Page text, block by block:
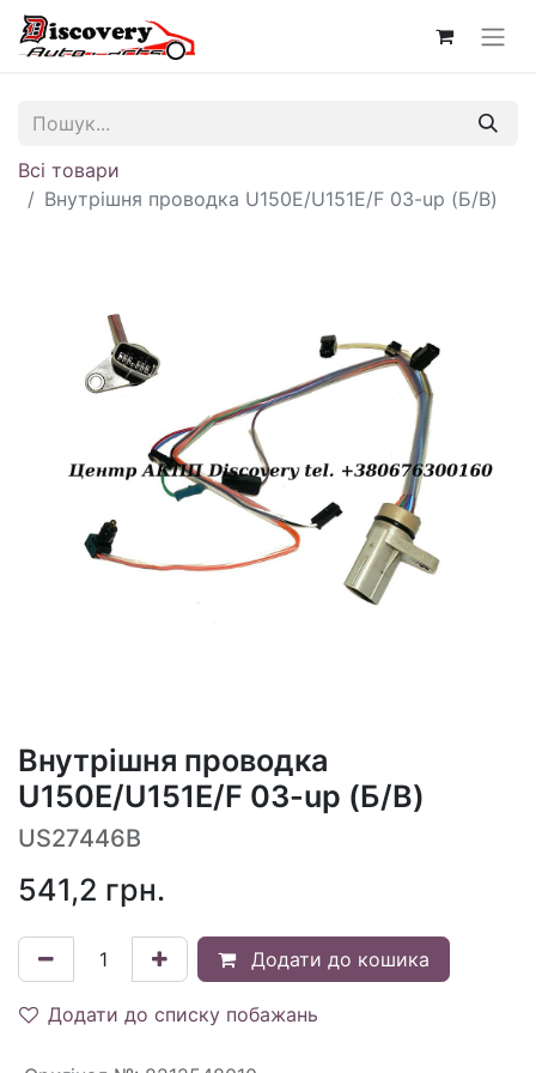
Всі товари
Внутрішня проводка U150E/U151E/F 03-up (Б/В)
Внутрішня проводка
U150E/U151E/F 03-up (Б/В)
US27446B
541,2 грн.
Додати до кошика
Додати до списку побажань